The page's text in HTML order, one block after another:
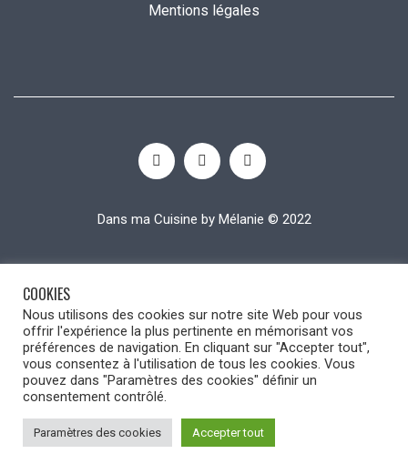
Mentions légales
Dans ma Cuisine by Mélanie © 2022
COOKIES
Nous utilisons des cookies sur notre site Web pour vous
offrir l'expérience la plus pertinente en mémorisant vos
préférences de navigation. En cliquant sur "Accepter tout",
vous consentez à l'utilisation de tous les cookies. Vous
pouvez dans "Paramètres des cookies" définir un
consentement contrôlé.
Paramètres des cookies Accepter tout